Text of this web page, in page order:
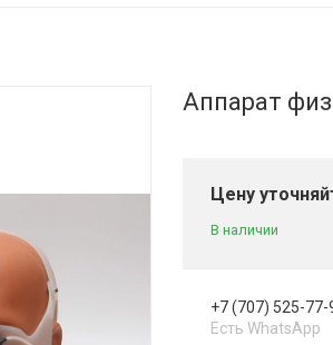
Аппарат
Цену
В наличии
+7 (707) 525-77-
Есть WhatsApp